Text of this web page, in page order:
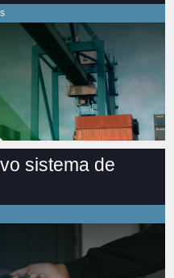
sistema de